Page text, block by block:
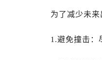
为了减少未来
1.避免撞击：